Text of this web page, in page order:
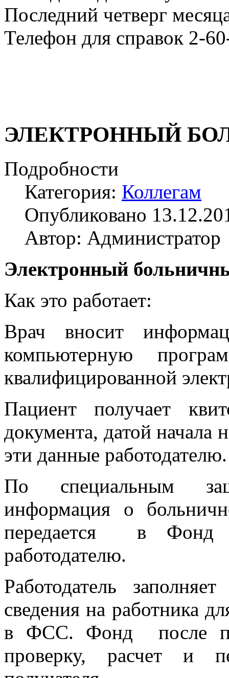
Последний четверг
Телефон для справок 2-
ЭЛЕКТРОННЫЙ
Подробности
Категория: Коллегам
Опубликовано
Автор: Администратор
Электронный
Как это работает:
Врач вносит
компьютерную
квалифицированной
Пациент получает
документа, датой начала
эти данные работодателю.
По специальным
информация о
передается в Фонд
работодателю.
Работодатель
сведения на работника
в ФСС. Фонд после
проверку, расчет и